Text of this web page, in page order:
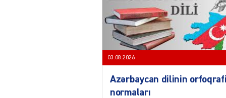
03.08.2026
Azərbaycan dilinin
normaları